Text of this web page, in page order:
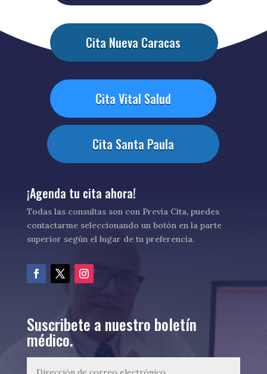
Cita Nueva Caracas
Cita Vital Salud
Cita Santa Paula
¡Agenda tu cita ahora!
Todas las consultas son con Previa Cita, puedes
contactarme seleccionando un botón en la parte
superior según el lugar de tu preferencia.
Suscribete a nuestro boletín
médico.